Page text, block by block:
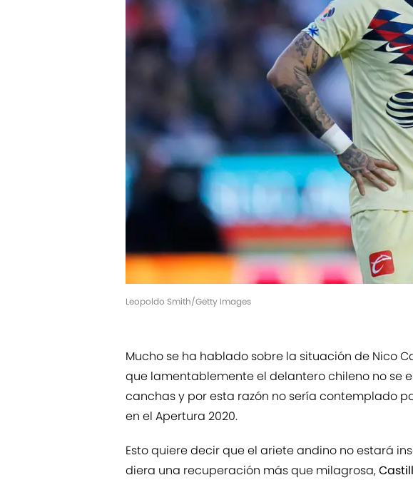
Leopoldo Smith/Getty Images
Mucho se ha hablado sobre la situación de Nico
que lamentablemente el delantero chileno no se
canchas y por esta razón no sería contemplado
en el Apertura 2020.
Esto quiere decir que el ariete andino no estará
diera una recuperación más que milagrosa,